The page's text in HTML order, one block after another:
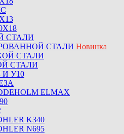
СТАЛИ
СТАЛИ Новинка
СТАЛИ
СТАЛИ
У10
ELMAX
K340
N695